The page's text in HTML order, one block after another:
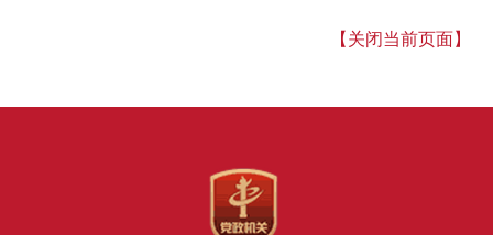
【关闭当前页面】